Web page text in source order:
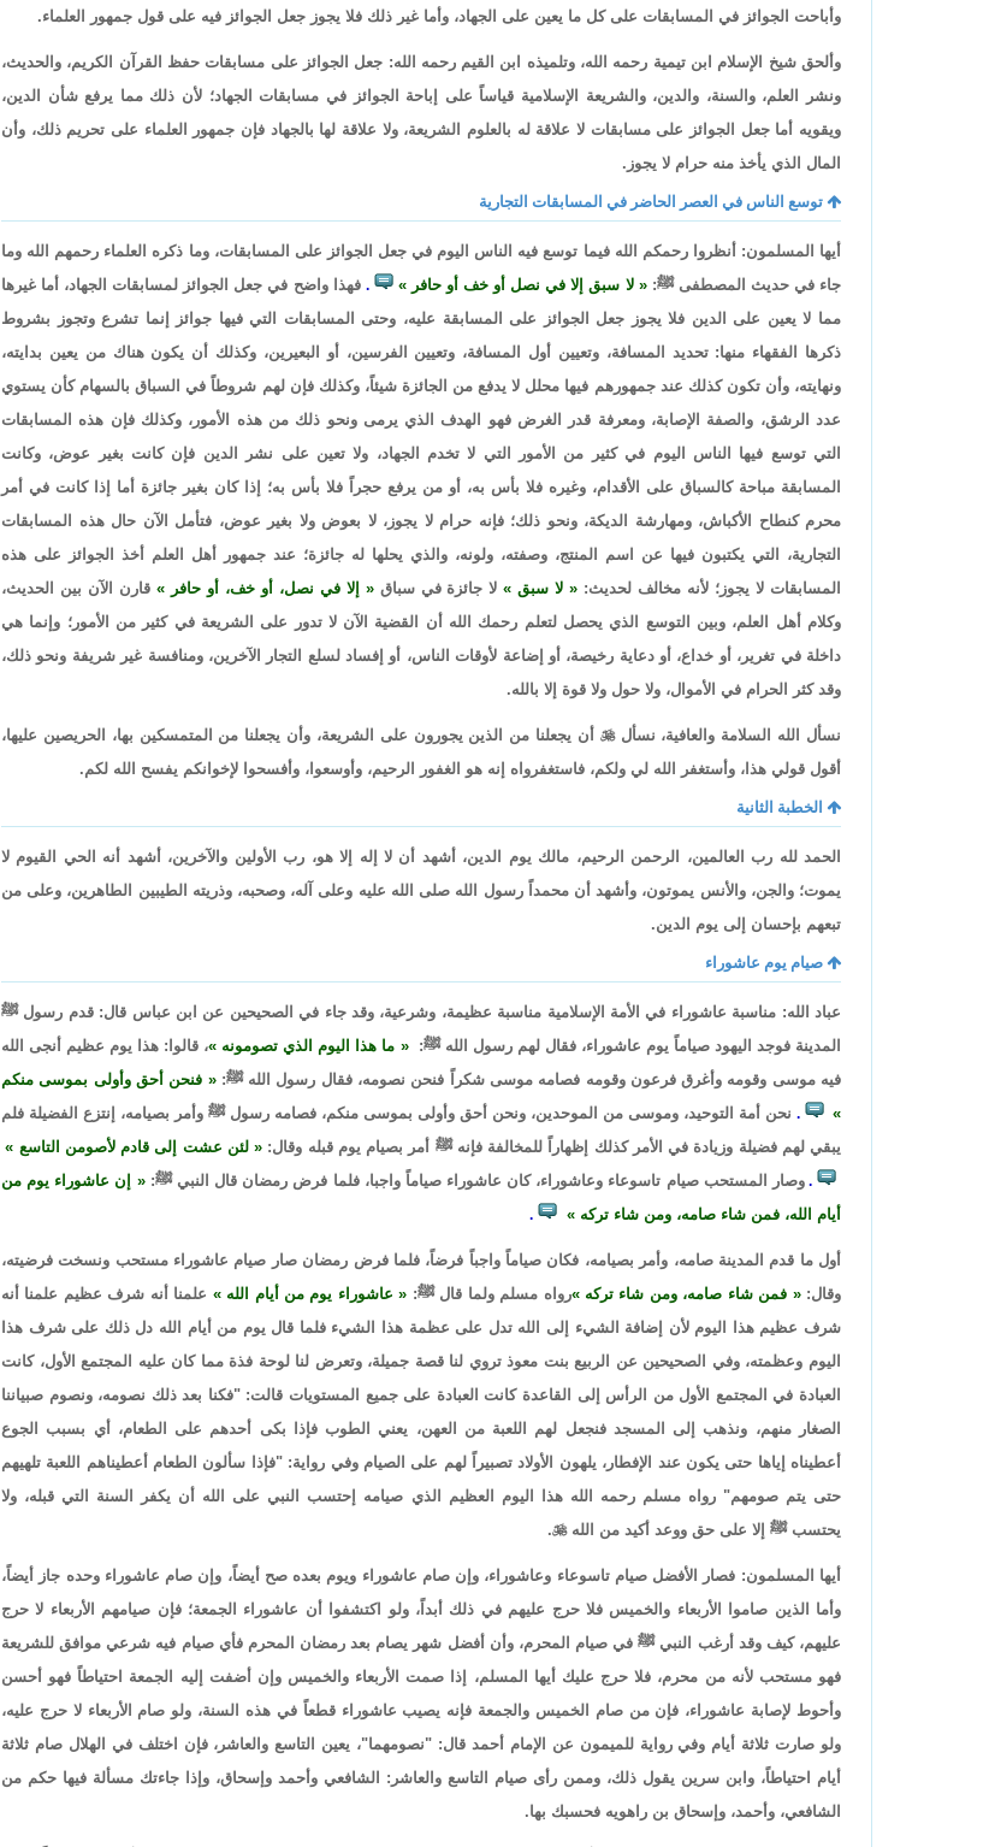
وأباحت الجوائز في المسابقات على كل ما يعين على الجهاد، وأما غير ذلك فلا يجوز جعل الجوائز فيه على قول جمهور العلماء.
وألحق شيخ الإسلام ابن تيمية رحمه الله، وتلميذه ابن القيم رحمه الله: جعل الجوائز على مسابقات حفظ القرآن الكريم، والحديث،
ونشر العلم، والسنة، والدين، والشريعة الإسلامية قياساً على إباحة الجوائز في مسابقات الجهاد؛ لأن ذلك مما يرفع شأن الدين،
ويقويه أما جعل الجوائز على مسابقات لا علاقة له بالعلوم الشريعة، ولا علاقة لها بالجهاد فإن جمهور العلماء على تحريم ذلك، وأن
المال الذي يأخذ منه حرام لا يجوز.
توسع الناس في العصر الحاضر في المسابقات التجارية
أيها المسلمون: أنظروا رحمكم الله فيما توسع فيه الناس اليوم في جعل الجوائز على المسابقات، وما ذكره العلماء رحمهم الله وما
جاء في حديث المصطفى ﷺ:
لا سبق إلا في نصل أو خف أو حافر . فهذا واضح في جعل الجوائز لمسابقات الجهاد، أما غيرها
مما لا يعين على الدين فلا يجوز جعل الجوائز على المسابقة عليه، وحتى المسابقات التي فيها جوائز إنما تشرع وتجوز بشروط
ذكرها الفقهاء منها: تحديد المسافة، وتعيين أول المسافة، وتعيين الفرسين، أو البعيرين، وكذلك أن يكون هناك من يعين بدايته،
ونهايته، وأن تكون كذلك عند جمهورهم فيها محلل لا يدفع من الجائزة شيئاً، وكذلك فإن لهم شروطاً في السباق بالسهام كأن يستوي
عدد الرشق، والصفة الإصابة، ومعرفة قدر الغرض فهو الهدف الذي يرمى ونحو ذلك من هذه الأمور، وكذلك فإن هذه المسابقات
التي توسع فيها الناس اليوم في كثير من الأمور التي لا تخدم الجهاد، ولا تعين على نشر الدين فإن كانت بغير عوض، وكانت
المسابقة مباحة كالسباق على الأقدام، وغيره فلا بأس به، أو من يرفع حجراً فلا بأس به؛ إذا كان بغير جائزة أما إذا كانت في أمر
محرم كنطاح الأكباش، ومهارشة الديكة، ونحو ذلك؛ فإنه حرام لا يجوز، لا بعوض ولا بغير عوض، فتأمل الآن حال هذه المسابقات
التجارية، التي يكتبون فيها عن اسم المنتج، وصفته، ولونه، والذي يحلها له جائزة؛ عند جمهور أهل العلم أخذ الجوائز على هذه
المسابقات لا يجوز؛ لأنه مخالف لحديث:
لا سبق لا جائزة في سباق إلا في نصل، أو خف، أو حافر
قارن الآن بين الحديث،
وكلام أهل العلم، وبين التوسع الذي يحصل لتعلم رحمك الله أن القضية الآن لا تدور على الشريعة في كثير من الأمور؛ وإنما هي
داخلة في تغرير، أو خداع، أو دعاية رخيصة، أو إضاعة لأوقات الناس، أو إفساد لسلع التجار الآخرين، ومنافسة غير شريفة ونحو ذلك،
وقد كثر الحرام في الأموال، ولا حول ولا قوة إلا بالله.
نسأل الله السلامة والعافية، نسأل أن يجعلنا من الذين يجورون على الشريعة، وأن يجعلنا من المتمسكين بها، الحريصين عليها،
أقول قولي هذا، وأستغفر الله لي ولكم، فاستغفرواه إنه هو الغفور الرحيم، وأوسعوا، وأفسحوا لإخوانكم يفسح الله لكم.
الخطبة الثانية
الحمد لله رب العالمين، الرحمن الرحيم، مالك يوم الدين، أشهد أن لا إله إلا هو، رب الأولين والآخرين، أشهد أنه الحي القيوم لا
يموت؛ والجن، والأنس يموتون، وأشهد أن محمداً رسول الله صلى الله عليه وعلى آله، وصحبه، وذريته الطيبين الطاهرين، وعلى من
تبعهم بإحسان إلى يوم الدين.
صيام يوم عاشوراء
عباد الله: مناسبة عاشوراء في الأمة الإسلامية مناسبة عظيمة، وشرعية، وقد جاء في الصحيحين عن ابن عباس قال: قدم رسول ﷺ
المدينة فوجد اليهود صياماً يوم عاشوراء، فقال لهم رسول الله ﷺ:
ما هذا اليوم الذي تصومونه
، قالوا: هذا يوم عظيم أنجى الله
فيه موسى وقومه وأغرق فرعون وقومه فصامه موسى شكراً فنحن نصومه، فقال رسول الله ﷺ:
فنحن أحق وأولى بموسى منكم
. نحن أمة التوحيد، وموسى من الموحدين، ونحن أحق وأولى بموسى منكم، فصامه رسول ﷺ وأمر بصيامه، إنتزع الفضيلة فلم
يبقي لهم فضيلة وزيادة في الأمر كذلك إظهاراً للمخالفة فإنه ﷺ أمر بصيام يوم قبله وقال:
لئن عشت إلى قادم لأصومن التاسع
.وصار المستحب صيام تاسوعاء وعاشوراء، كان عاشوراء صياماً واجبا، فلما فرض رمضان قال النبي ﷺ:
إن عاشوراء يوم من
أيام الله، فمن شاء صامه، ومن شاء تركه
.
أول ما قدم المدينة صامه، وأمر بصيامه، فكان صياماً واجباً فرضاً، فلما فرض رمضان صار صيام عاشوراء مستحب ونسخت فرضيته،
وقال:
فمن شاء صامه، ومن شاء تركه رواه مسلم ولما قال ﷺ: عاشوراء يوم من أيام الله
علمنا أنه شرف عظيم علمنا أنه
شرف عظيم هذا اليوم لأن إضافة الشيء إلى الله تدل على عظمة هذا الشيء فلما قال يوم من أيام الله دل ذلك على شرف هذا
اليوم وعظمته، وفي الصحيحين عن الربيع بنت معوذ تروي لنا قصة جميلة، وتعرض لنا لوحة فذة مما كان عليه المجتمع الأول، كانت
العبادة في المجتمع الأول من الرأس إلى القاعدة كانت العبادة على جميع المستويات قالت: "فكنا بعد ذلك نصومه، ونصوم صبياننا
الصغار منهم، ونذهب إلى المسجد فنجعل لهم اللعبة من العهن، يعني الطوب فإذا بكى أحدهم على الطعام، أي بسبب الجوع
أعطيناه إياها حتى يكون عند الإفطار، يلهون الأولاد تصبيراً لهم على الصيام وفي رواية: "فإذا سألون الطعام أعطيناهم اللعبة تلهيهم
حتى يتم صومهم" رواه مسلم رحمه الله هذا اليوم العظيم الذي صيامه إحتسب النبي على الله أن يكفر السنة التي قبله، ولا
يحتسب ﷺ إلا على حق ووعد أكيد من الله
.
أيها المسلمون: فصار الأفضل صيام تاسوعاء وعاشوراء، وإن صام عاشوراء ويوم بعده صح أيضاً، وإن صام عاشوراء وحده جاز أيضاً،
وأما الذين صاموا الأربعاء والخميس فلا حرج عليهم في ذلك أبداً، ولو اكتشفوا أن عاشوراء الجمعة؛ فإن صيامهم الأربعاء لا حرج
عليهم، كيف وقد أرغب النبي ﷺ في صيام المحرم، وأن أفضل شهر يصام بعد رمضان المحرم فأي صيام فيه شرعي موافق للشريعة
فهو مستحب لأنه من محرم، فلا حرج عليك أيها المسلم، إذا صمت الأربعاء والخميس وإن أضفت إليه الجمعة احتياطاً فهو أحسن
وأحوط لإصابة عاشوراء، فإن من صام الخميس والجمعة فإنه يصيب عاشوراء قطعاً في هذه السنة، ولو صام الأربعاء لا حرج عليه،
ولو صارت ثلاثة أيام وفي رواية للميمون عن الإمام أحمد قال: "نصومهما"، يعين التاسع والعاشر، فإن اختلف في الهلال صام ثلاثة
أيام احتياطاً، وابن سرين يقول ذلك، وممن رأى صيام التاسع والعاشر: الشافعي وأحمد وإسحاق، وإذا جاءتك مسألة فيها حكم من
الشافعي، وأحمد، وإسحاق بن راهويه فحسبك بها.